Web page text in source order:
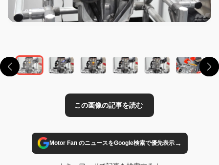
Motor Fan のニュースをGoogle検索で優先表示→